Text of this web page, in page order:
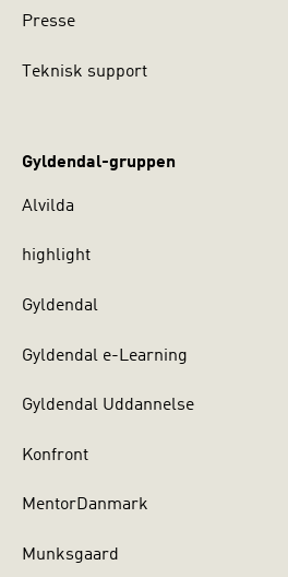
Presse
Teknisk support
Gyldendal-gruppen
Alvilda
highlight
Gyldendal
Gyldendal e-Learning
Gyldendal Uddannelse
Konfront
MentorDanmark
Munksgaard